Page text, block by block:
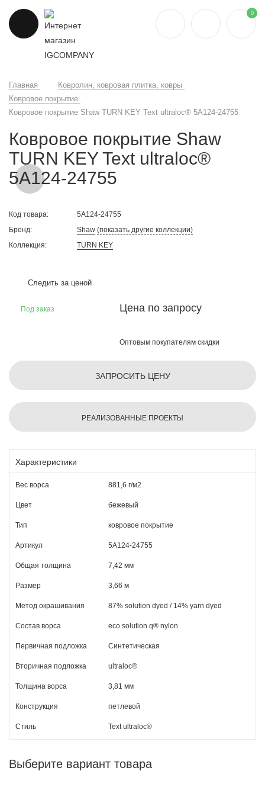
0
Главная
Ковролин, ковровая плитка, ковры
Ковровое покрытие
Ковровое покрытие Shaw TURN KEY Text ultraloc® 5A124-24755
Ковровое покрытие Shaw
TURN KEY Text ultraloc®
5A124-24755
Код товара:
5A124-24755
Бренд:
Shaw (показать другие коллекции)
Коллекция:
TURN KEY
Следить за ценой
Цена по запросу
Оптовым покупателям скидки
Под заказ
ЗАПРОСИТЬ ЦЕНУ
РЕАЛИЗОВАННЫЕ ПРОЕКТЫ
Характеристики
Вес ворса 881,6 г/м2
Цвет бежевый
Тип ковровое покрытие
Артикул 5A124-24755
Общая толщина 7,42 мм
Размер 3,66 м
Метод окрашивания 87% solution dyed / 14% yarn dyed
Состав ворса eco solution q® nylon
Первичная подложка Синтетическая
Вторичная подложка ultraloc®
Толщина ворса 3,81 мм
Конструкция петлевой
Стиль Text ultraloc®
Выберите вариант товара